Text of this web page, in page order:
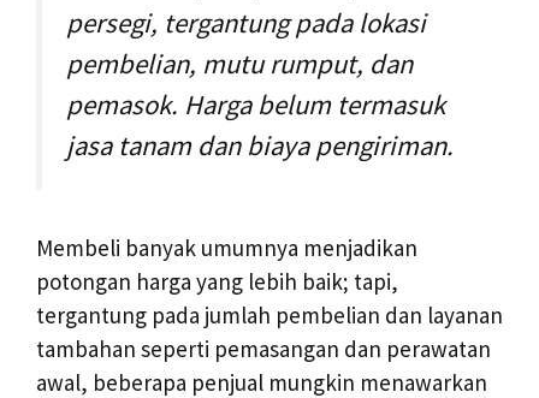
persegi, tergantung pada lokasi
pembelian, mutu rumput, dan
pemasok. Harga belum termasuk
jasa tanam dan biaya pengiriman.
Membeli banyak umumnya menjadikan
potongan harga yang lebih baik; tapi,
tergantung pada jumlah pembelian dan layanan
tambahan seperti pemasangan dan perawatan
awal, beberapa penjual mungkin menawarkan